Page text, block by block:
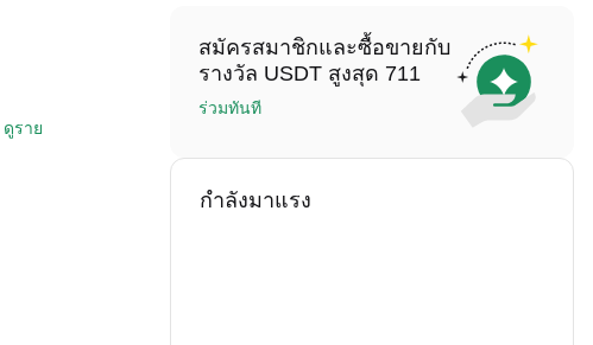
ดูราย
สมัครสมาชิกและซื้อขายกับ
รางวัล USDT สูงสุด 711
ร่วมทันที
กำลังมาแรง